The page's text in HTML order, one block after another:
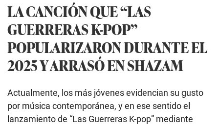
LA CANCIÓN QUE “LAS
GUERRERAS K-POP”
POPULARIZARON DURANTE EL
2025 Y ARRASÓ EN SHAZAM
Actualmente, los más jóvenes evidencian su gusto
por música contemporánea, y en ese sentido el
lanzamiento de “Las Guerreras K-pop” mediante